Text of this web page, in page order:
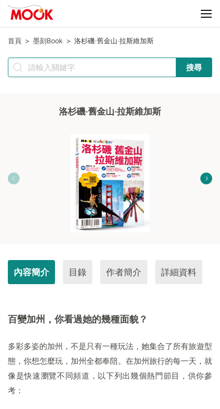
首頁 墨刻Book 洛杉磯‧舊金山‧拉斯維加斯
搜尋
洛杉磯‧舊金山‧拉斯維加斯
內容簡介 目錄 作者簡介 詳細資料
百變加州，你看過她的幾種面貌？
多彩多姿的加州，不是只有一種玩法，她集合了所有旅遊型
態，你想怎麼玩，加州全都奉陪。在加州旅行的每一天，就
像是快速瀏覽不同頻道，以下列出幾個熱門節目，供你參
考：